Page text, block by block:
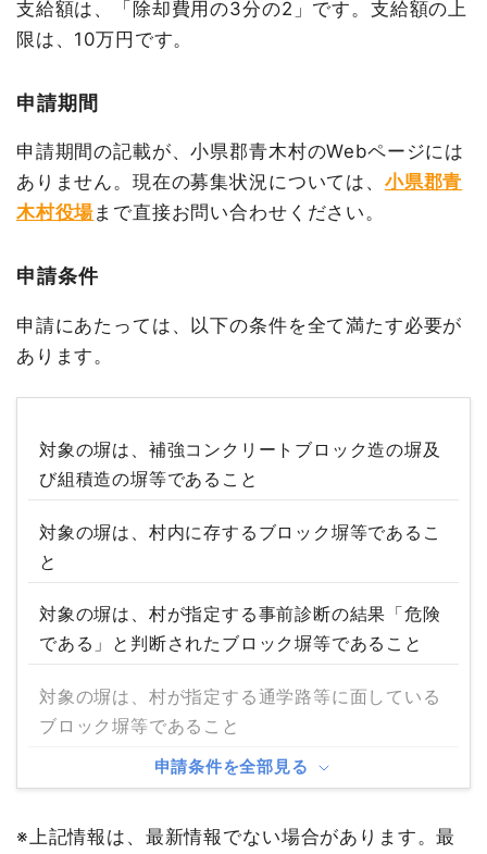
支給額は、「除却費用の3分の2」です。支給額の上
限は、10万円です。
申請期間
申請期間の記載が、小県郡青木村のWebページには
ありません。現在の募集状況については、 小県郡青
木村役場まで直接お問い合わせください。
申請条件
申請にあたっては、以下の条件を全て満たす必要が
あります。
対象の塀は、補強コンクリートブロック造の塀及
び組積造の塀等であること
対象の塀は、村内に存するブロック塀等であるこ
と
対象の塀は、村が指定する事前診断の結果「危険
である」と判断されたブロック塀等であること
対象の塀は、村が指定する通学路等に面している
ブロック塀等であること
申請条件を全部見る
※上記情報は、最新情報でない場合があります。最